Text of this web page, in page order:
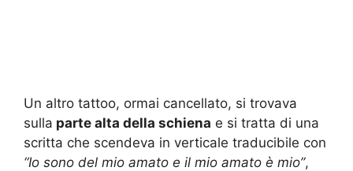
Un altro tattoo, ormai cancellato, si trovava
sulla parte alta della schiena e si tratta di una
scritta che scendeva in verticale traducibile con
“Io sono del mio amato e il mio amato è mio”,